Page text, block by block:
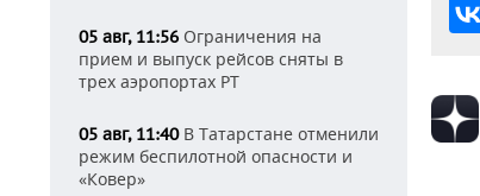
05 авг, 11:56 Ограничения на
прием и выпуск рейсов сняты в
трех аэропортах РТ
05 авг, 11:40В Татарстане отменили
режим беспилотной опасности и
«Ковер»